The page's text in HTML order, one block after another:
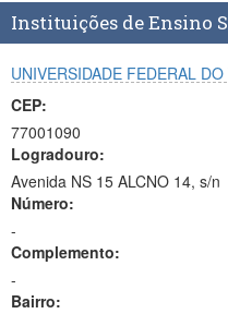
Instituições de Ensino
UNIVERSIDADE FEDERAL
CEP:
77001090
Logradouro:
Avenida NS 15 ALCNO 14, s/n
Número:
-
Complemento:
-
Bairro: